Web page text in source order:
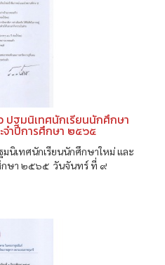
ปฐมนิเทศนักเรียนนักศึกษา
จำปีการศึกษา ๒๕๖๕
นิเทศนักเรียนนักศึกษาใหม่ และ
กษา ๒๕๖๕ วันจันทร์ ที่ ๙